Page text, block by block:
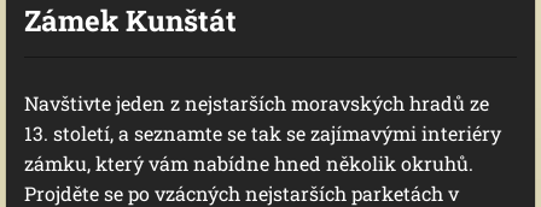
Zámek Kunštát
Navštivte jeden z nejstarších moravských hradů ze
13. století, a seznamte se tak se zajímavými interiéry
zámku, který vám nabídne hned několik okruhů.
Projděte se po vzácných nejstarších parketách v